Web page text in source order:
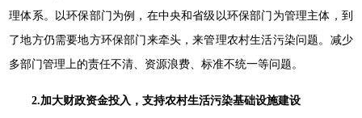
理体系。以环保部门为例，在中央和省级以环保部门为管理主体，到
了地方仍需要地方环保部门来牵头，来管理农村生活污染问题。减少
多部门管理上的责任不清、资源浪费、标准不统一等问题。
2.加大财政资金投入，支持农村生活污染基础设施建设